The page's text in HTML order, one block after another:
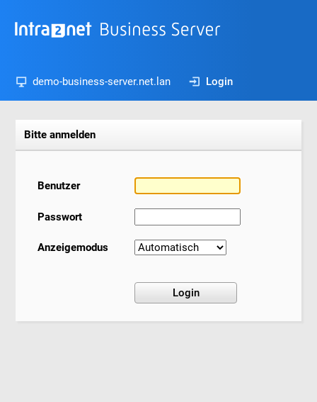
demo-business-server.net.lan Login
Bitte anmelden
Benutzer
Passwort
Anzeigemodus